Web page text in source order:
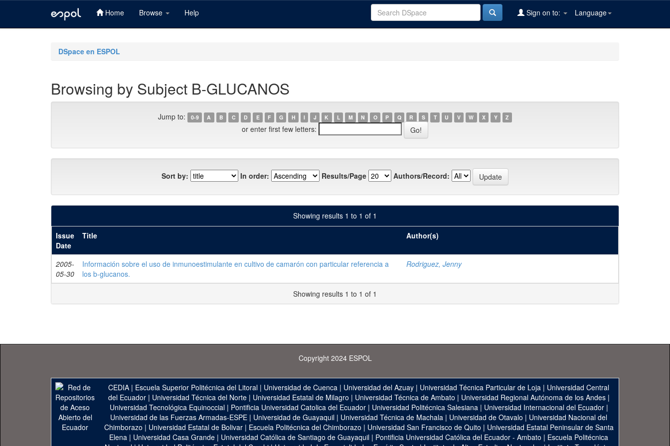
Home Browse Help Language
Sign on to:
DSpace en ESPOL
Browsing by Subject B-GLUCANOS
Jump to: 0-9 A B C D E F G H I J K L M N O P Q R S T U V W X Y Z
or enter first few letters:
Sort by: In order: Results/Page Authors/Record:
Showing results 1 to 1 of 1
Issue
Date
Title Author(s)
2005-
05-30
Información sobre el uso de inmunoestimulante en cultivo de camarón con particular referencia a
los b-glucanos.
Rodriguez, Jenny
Showing results 1 to 1 of 1
Copyright 2024 ESPOL
CEDIA | Escuela Superior Politécnica del Litoral | Universidad de Cuenca | Universidad del Azuay | Universidad Técnica Particular de Loja | Universidad Central
del Ecuador| Universidad Técnica del Norte| Universidad Estatal de Milagro | Universidad Técnica de Ambato | Universidad Regional Autónoma de los Andes|
Universidad Tecnológica Equinoccial| Pontificia Universidad Catolica del Ecuador| Universidad Politécnica Salesiana| Universidad Internacional del Ecuador|
Universidad de las Fuerzas Armadas-ESPE | Universidad de Guayaquil | Universidad Técnica de Machala | Universidad de Otavalo | Universidad Nacional del
Chimborazo | Universidad Estatal de Bolivar| Escuela Politécnica del Chimborazo | Universidad San Francisco de Quito | Universidad Estatal Peninsular de Santa
Elena | Universidad Casa Grande | Universidad Católica de Santiago de Guayaquil | Pontificia Universidad Católica del Ecuador - Ambato | Escuela Politécnica